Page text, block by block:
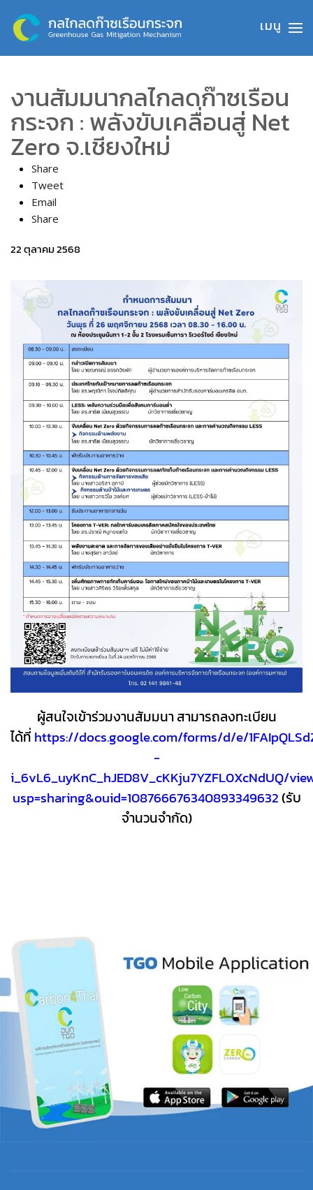
Skip to main content
งานสัมมนากลไกลดก๊าซเรือน
กระจก : พลังขับเคลื่อนสู่ Net
Zero จ.เชียงใหม่
Share
Tweet
Email
Share
22 ตุลาคม 2568
ผู้สนใจเข้าร่วมงานสัมมนา สามารถลงทะเบียน
ได้ที่ https://docs.google.com/forms/d/e/
-
i_6vL6_uyKnC_hJED8V_cKKju7YZFL0XcNdUQ/
usp=sharing&ouid=108766676340893349632(รับ
จำนวนจำกัด)